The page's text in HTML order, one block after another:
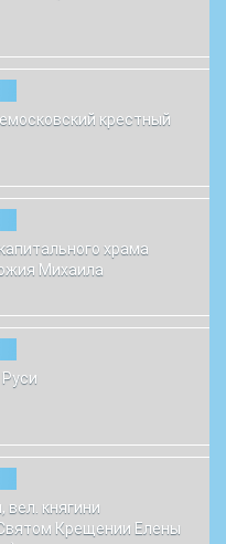
крестный
храма
Михаила
вел. княгини
Крещении Елены